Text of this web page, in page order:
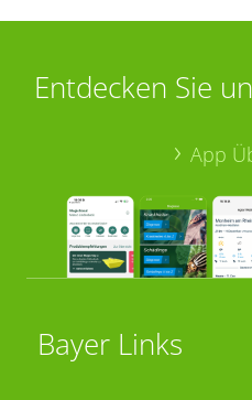
Entdecken Sie
App
Bayer Links